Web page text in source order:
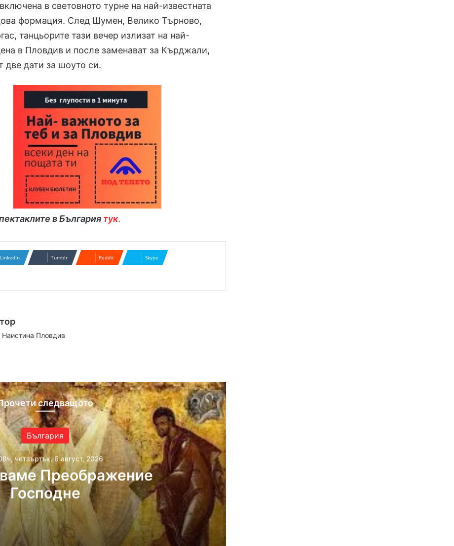
в световното турне на най-известната
формация. След Шумен, Велико Търново,
танцьорите тази вечер излизат на най-
в Пловдив и после заменават за Кърджали,
две дати за шоуто си.
в България тук.
LinkedIn Tumblr Reddit Skype
Пловдив
следващото
България
четвъртък, 6 август, 2026
Преображение
Господне